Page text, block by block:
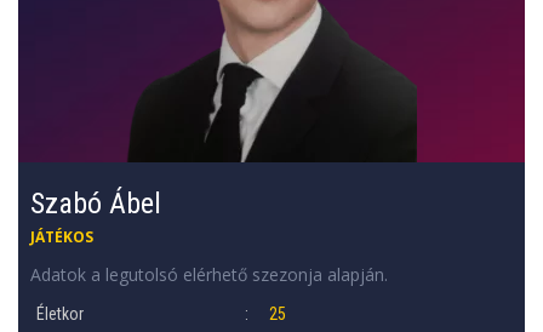
Szabó Ábel
JÁTÉKOS
Adatok a legutolsó elérhető szezonja alapján.
Életkor
25